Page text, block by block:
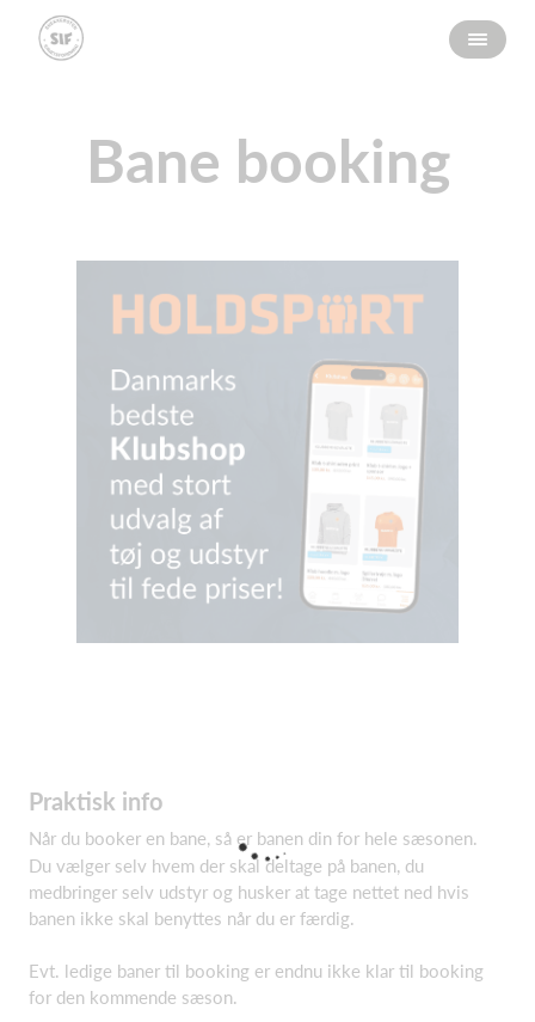
Bane booking
Praktisk info
Når du booker en bane, så er banen din for hele sæsonen.
Du vælger selv hvem der skal deltage på banen, du
medbringer selv udstyr og husker at tage nettet ned hvis
banen ikke skal benyttes når du er færdig.
Evt. ledige baner til booking er endnu ikke klar til booking
for den kommende sæson.